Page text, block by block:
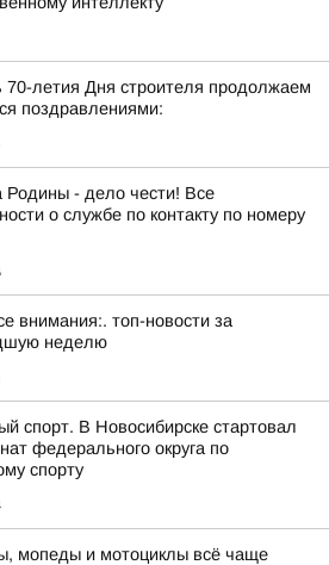
70-летия Дня строителя продолжаем
поздравлениями:
Родины - дело чести! Все
о службе по контакту по номеру
внимания:. топ-новости за
неделю
спорт. В Новосибирске стартовал
федерального округа по
спорту
мопеды и мотоциклы всё чаще